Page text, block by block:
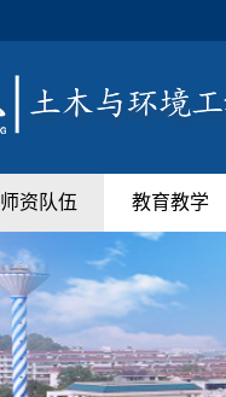
师资队伍 教育教学